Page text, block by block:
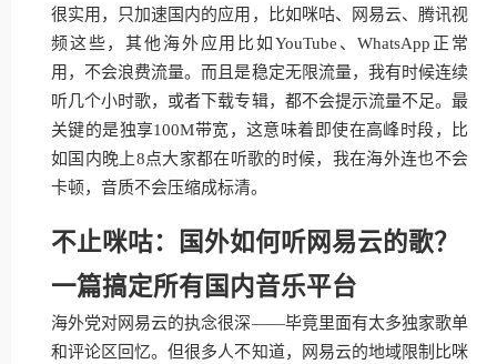
很实用，只加速国内的应用，比如咪咕、网易云、腾讯视
频这些，其他海外应用比如YouTube、WhatsApp正常
用，不会浪费流量。而且是稳定无限流量，我有时候连续
听几个小时歌，或者下载专辑，都不会提示流量不足。最
关键的是独享100M带宽，这意味着即使在高峰时段，比
如国内晚上8点大家都在听歌的时候，我在海外连也不会
卡顿，音质不会压缩成标清。
不止咪咕：国外如何听网易云的歌？
一篇搞定所有国内音乐平台
海外党对网易云的执念很深——毕竟里面有太多独家歌单
和评论区回忆。但很多人不知道，网易云的地域限制比咪